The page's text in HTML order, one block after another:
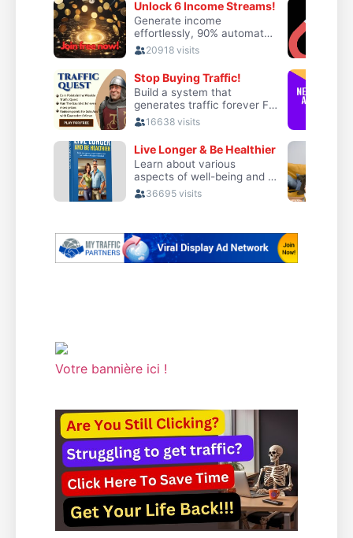
Votre bannière ici !